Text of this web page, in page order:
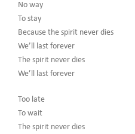
No way
To stay
Because the spirit never dies
We’ll last forever
The spirit never dies
We’ll last forever
Too late
To wait
The spirit never dies